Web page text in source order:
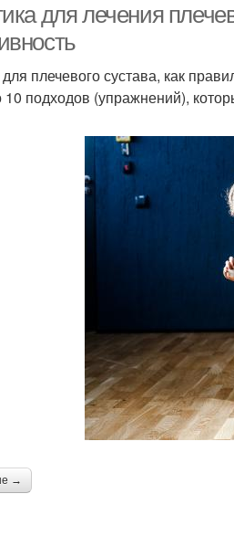
для лечения
для плечевого сустава, как
10 подходов (упражнений),
→